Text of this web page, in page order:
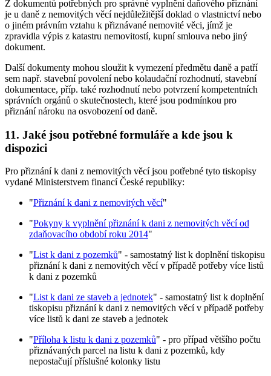
Z dokumentů potřebných pro správné vyplnění daňového přiznání
je u daně z nemovitých věcí nejdůležitější doklad o vlastnictví nebo
o jiném právním vztahu k přiznávané nemovité věci, jímž je
zpravidla výpis z katastru nemovitostí, kupní smlouva nebo jiný
dokument.
Další dokumenty mohou sloužit k vymezení předmětu daně a patří
sem např. stavební povolení nebo kolaudační rozhodnutí, stavební
dokumentace, příp. také rozhodnutí nebo potvrzení kompetentních
správních orgánů o skutečnostech, které jsou podmínkou pro
přiznání nároku na osvobození od daně.
11. Jaké jsou potřebné formuláře a kde jsou k
dispozici
Pro přiznání k dani z nemovitých věcí jsou potřebné tyto tiskopisy
vydané Ministerstvem financí České republiky:
"Přiznání k dani z nemovitých věcí"
"Pokyny k vyplnění přiznání k dani z nemovitých věcí od
zdaňovacího období roku 2014"
"List k dani z pozemků" - samostatný list k doplnění tiskopisu
přiznání k dani z nemovitých věcí v případě potřeby více listů
k dani z pozemků
"List k dani ze staveb a jednotek" - samostatný list k doplnění
tiskopisu přiznání k dani z nemovitých věcí v případě potřeby
více listů k dani ze staveb a jednotek
"Příloha k listu k dani z pozemků" - pro případ většího počtu
přiznávaných parcel na listu k dani z pozemků, kdy
nepostačují příslušné kolonky listu